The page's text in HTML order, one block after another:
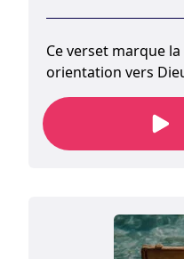
Ce verset marque
orientation vers
les autres
conséquence de la
à plusieurs